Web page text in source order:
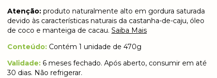
Atenção: produto naturalmente alto em gordura saturada
devido às características naturais da castanha-de-caju, óleo
de coco e manteiga de cacau. Saiba Mais
Conteúdo: Contém 1 unidade de 470g
Validade: 6 meses fechado. Após aberto, consumir em até
30 dias. Não refrigerar.